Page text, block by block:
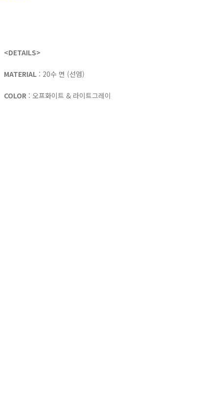
<DETAILS>
MATERIAL : 20수 면 (선염)
COLOR : 오프화이트 & 라이트그레이